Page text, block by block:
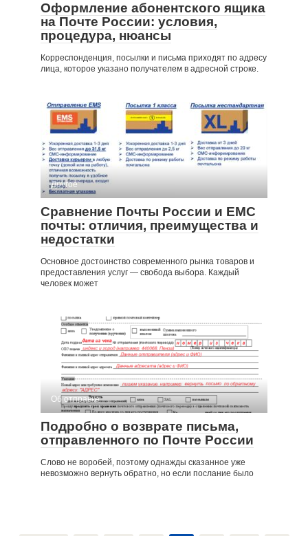
Оформление абонентского ящика
на Почте России: условия,
процедура, нюансы
Корреспонденция, посылки и письма приходят по адресу
лица, которое указано получателем в адресной строке.
Другое
Сравнение Почты России и ЕМС
почты: отличия, преимущества и
недостатки
Основное достоинство современного рынка товаров и
предоставления услуг — свобода выбора. Каждый
человек может
Об отправке
Подробно о возврате письма,
отправленного по Почте России
Слово не воробей, поэтому однажды сказанное уже
невозможно вернуть обратно, но если послание было